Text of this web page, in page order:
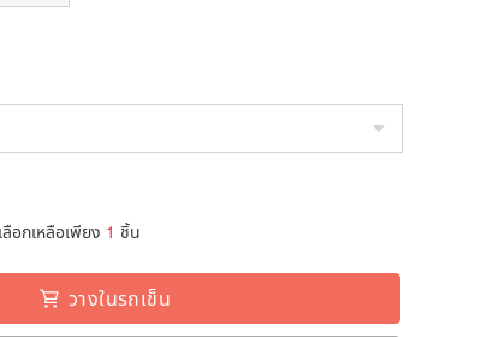
อกเหลือเพียง 1 ชิ้น
วางในรถเข็น